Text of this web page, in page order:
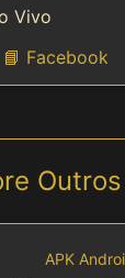
Vivo
📘 Facebook
APK